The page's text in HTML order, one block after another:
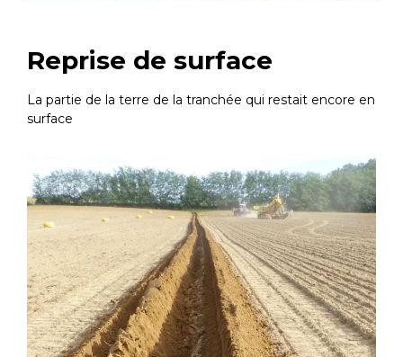
Reprise de surface
La partie de la terre de la tranchée qui restait encore en
surface